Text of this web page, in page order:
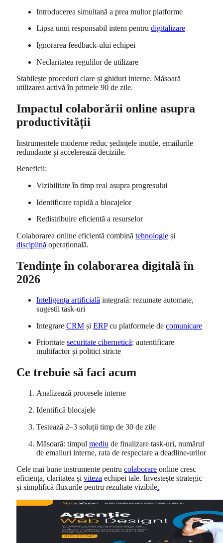
Introducerea simultană a prea multor platforme
Lipsa unui responsabil intern pentru digitalizare
Ignorarea feedback-ului echipei
Neclaritatea regulilor de utilizare
Stabilește proceduri clare și ghiduri interne. Măsoară
utilizarea activă în primele 90 de zile.
Impactul colaborării online asupra
productivității
Instrumentele moderne reduc ședințele inutile, emailurile
redundante și accelerează deciziile.
Beneficii:
Vizibilitate în timp real asupra progresului
Identificare rapidă a blocajelor
Redistribuire eficientă a resurselor
Colaborarea online eficientă combină tehnologie și
disciplină operațională.
Tendințe în colaborarea digitală în
2026
Inteligența artificială integrată: rezumate automate,
sugestii task-uri
Integrare CRM și ERPcu platformele de comunicare
Prioritate securitate cibernetică: autentificare
multifactor și politici stricte
Ce trebuie să faci acum
Analizează procesele interne
Identifică blocajele
Testează 2–3 soluții timp de 30 de zile
Măsoară: timpul mediu de finalizare task-uri, numărul
de emailuri interne, rata de respectare a deadline-urilor
Cele mai bune instrumente pentru colaborare online cresc
eficiența, claritatea și viteza echipei tale. Investește strategic
și simplifică fluxurile pentru rezultate vizibile.